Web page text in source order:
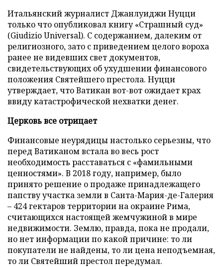
Итальянский журналист Джанлуиджи Нуцци
только что опубликовал книгу «Страшный суд»
(Giudizio Universal). С содержанием, далеким от
религиозного, зато с приведением целого вороха
ранее не видевших свет документов,
свидетельствующих об ухудшении финансового
положения Святейшего престола. Нуцци
утверждает, что Ватикан вот-вот ожидает крах
ввиду катастрофической нехватки денег.
Церковь все отрицает
Финансовые неурядицы настолько серьезны, что
перед Ватиканом встала во весь рост
необходимость расставаться с «фамильными
ценностями». В 2018 году, например, было
принято решение о продаже принадлежащего
папству участка земли в Санта-Мария-де-Галерия
– 424 гектаров территории на окраине Рима,
считающихся настоящей жемчужиной в мире
недвижимости. Землю, правда, пока не продали,
но нет информации по какой причине: то ли
покупатели не найдены, то ли цена неподъемная,
то ли Святейший престол передумал.